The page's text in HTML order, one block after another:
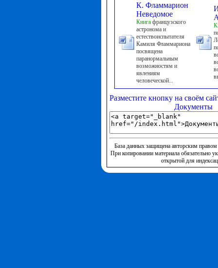
К. Фламмарион
Неведомое
Книга французского
астронома и
естествоиспытателя
Камиля Фламмариона
посвящена
паранормальным
возможностям и
явлениям
человеческой...
Разместите кнопку на своём
Документы
База данных защищена авторским
При копировании материала обязательно
открытой для